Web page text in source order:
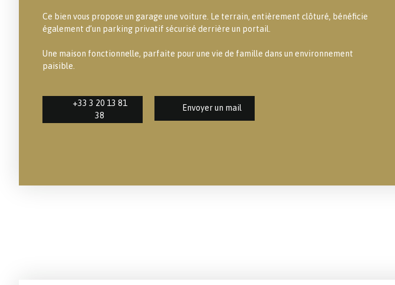
Ce bien vous propose un garage une voiture. Le terrain, entièrement clôturé, bénéficie
également d’un parking privatif sécurisé derrière un portail.
Une maison fonctionnelle, parfaite pour une vie de famille dans un environnement
paisible.
+33 3 20 13 81
38
Envoyer un mail